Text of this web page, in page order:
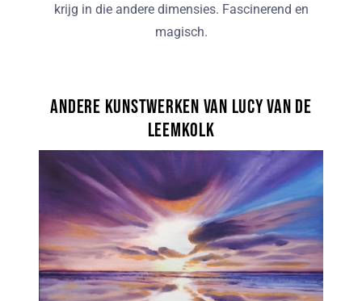
krijg in die andere dimensies. Fascinerend en
magisch.
Andere kunstwerken van Lucy van de
Leemkolk